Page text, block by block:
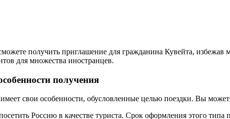
получить приглашение для гражданина Кувейта,
для множества иностранцев.
получения
свои особенности, обусловленные целью поездки. Вы можете
Россию в качестве туриста. Срок оформления этого